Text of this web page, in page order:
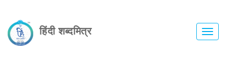
हिंदी शब्दमित्र